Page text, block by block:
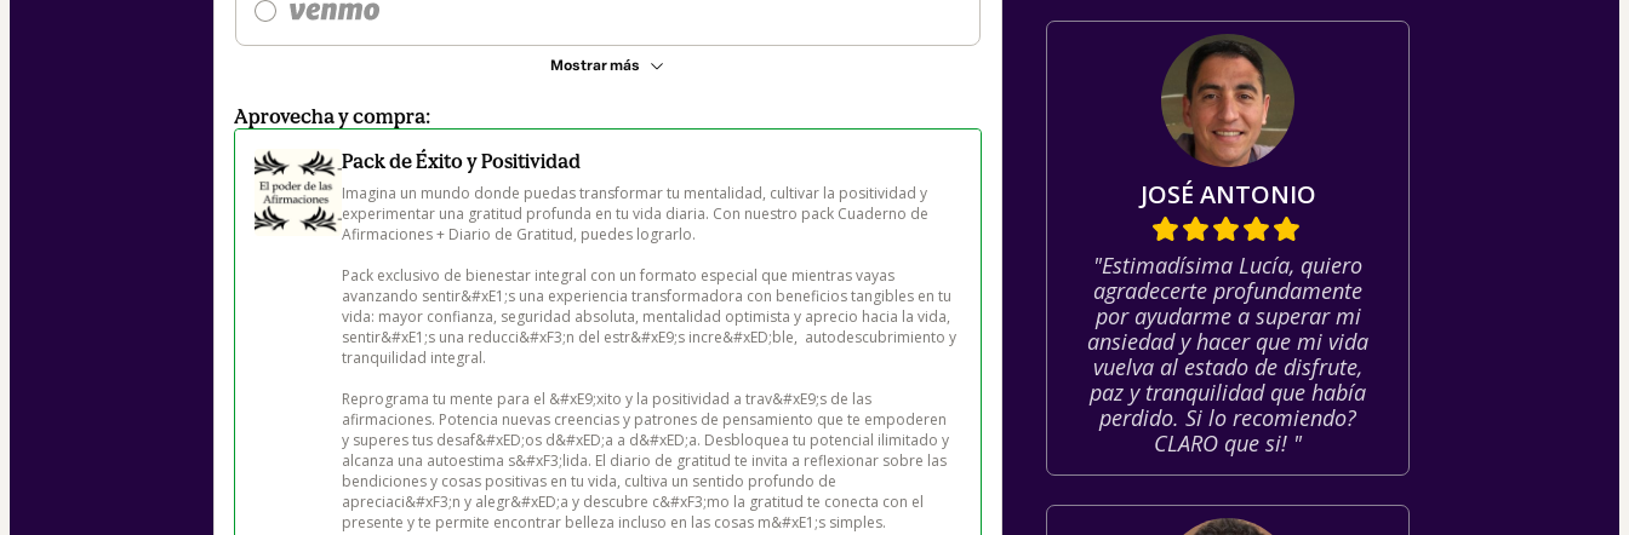
Mostrar más
Aprovecha y compra:
Pack de Éxito y Positividad
Imagina un mundo donde puedas transformar tu mentalidad, cultivar la positividad y
experimentar una gratitud profunda en tu vida diaria. Con nuestro pack Cuaderno de
Afirmaciones + Diario de Gratitud, puedes lograrlo.
Pack exclusivo de bienestar integral con un formato especial que mientras vayas
avanzando sentir&#xE1;s una experiencia transformadora con beneficios tangibles en tu
vida: mayor confianza, seguridad absoluta, mentalidad optimista y aprecio hacia la vida,
sentir&#xE1;s una reducci&#xF3;n del estr&#xE9;s incre&#xED;ble,  autodescubrimiento y
tranquilidad integral.
Reprograma tu mente para el &#xE9;xito y la positividad a trav&#xE9;s de las
afirmaciones. Potencia nuevas creencias y patrones de pensamiento que te empoderen
y superes tus desaf&#xED;os d&#xED;a a d&#xED;a. Desbloquea tu potencial ilimitado y
alcanza una autoestima s&#xF3;lida. El diario de gratitud te invita a reflexionar sobre las
bendiciones y cosas positivas en tu vida, cultiva un sentido profundo de
apreciaci&#xF3;n y alegr&#xED;a y descubre c&#xF3;mo la gratitud te conecta con el
presente y te permite encontrar belleza incluso en las cosas m&#xE1;s simples.
JOSÉ ANTONIO
"Estimadísima Lucía, quiero
agradecerte profundamente
por ayudarme a superar mi
ansiedad y hacer que mi vida
vuelva al estado de disfrute,
paz y tranquilidad que había
perdido. Si lo recomiendo?
CLARO que si! "